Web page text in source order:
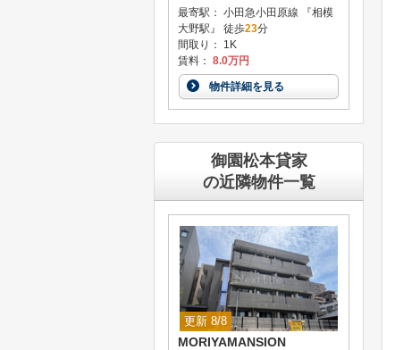
最寄駅： 小田急小田原線 『相模
大野駅』 徒歩23分
間取り： 1K
賃料： 8.0万円
物件詳細を見る
御園松本貸家
の近隣物件一覧
更新 8/8
MORIYAMANSION